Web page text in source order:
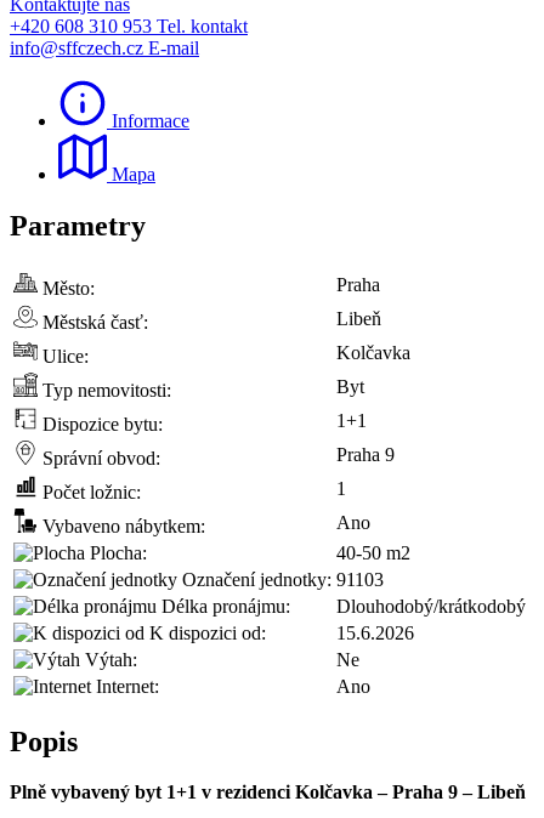
+420 608 310 953 Tel. kontakt
info@sffczech.cz E-mail
Informace
Mapa
Parametry
Město:
Praha
Městská časť:
Libeň
Ulice:
Kolčavka
Typ nemovitosti:
Byt
Dispozice bytu:
1+1
Správní obvod:
Praha 9
Počet ložnic:
1
Vybaveno nábytkem:
Ano
Plocha:
40-50 m2
Označení jednotky: 91103
Délka pronájmu:
Dlouhodobý/krátkodobý
K dispozici od:
15.6.2026
Výtah:
Ne
Internet:
Ano
Popis
Plně vybavený byt 1+1 v rezidenci Kolčavka – Praha 9 – Libeň